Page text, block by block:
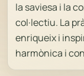
la saviesa i la
col·lectiu. La
enriqueix i
harmònica i